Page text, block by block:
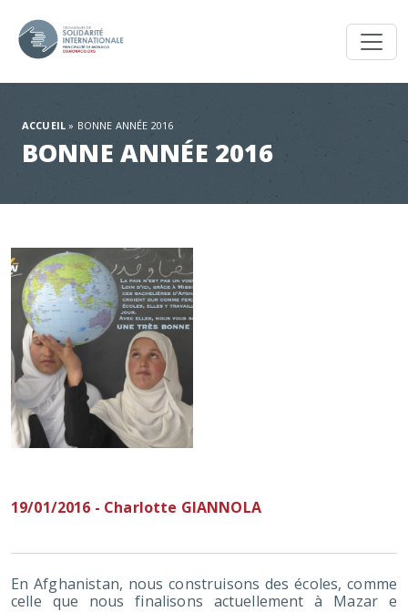
ACCUEIL » BONNE ANNÉE 2016
BONNE ANNÉE 2016
19/01/2016 - Charlotte GIANNOLA
En Afghanistan, nous construisons des écoles, comme
celle que nous finalisons actuellement à Mazar e